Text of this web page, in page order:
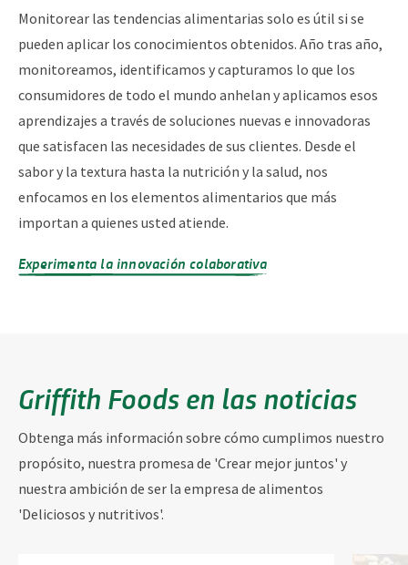
Monitorear las tendencias alimentarias solo es útil si se
pueden aplicar los conocimientos obtenidos. Año tras año,
monitoreamos, identificamos y capturamos lo que los
consumidores de todo el mundo anhelan y aplicamos esos
aprendizajes a través de soluciones nuevas e innovadoras
que satisfacen las necesidades de sus clientes. Desde el
sabor y la textura hasta la nutrición y la salud, nos
enfocamos en los elementos alimentarios que más
importan a quienes usted atiende.
Experimenta la innovación colaborativa
Griffith Foods en las noticias
Obtenga más información sobre cómo cumplimos nuestro
propósito, nuestra promesa de 'Crear mejor juntos' y
nuestra ambición de ser la empresa de alimentos
'Deliciosos y nutritivos'.